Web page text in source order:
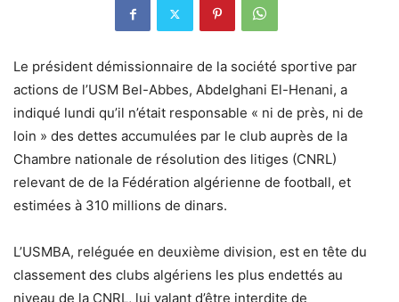
Le président démissionnaire de la société sportive par
actions de l’USM Bel-Abbes, Abdelghani El-Henani, a
indiqué lundi qu’il n’était responsable « ni de près, ni de
loin » des dettes accumulées par le club auprès de la
Chambre nationale de résolution des litiges (CNRL)
relevant de de la Fédération algérienne de football, et
estimées à 310 millions de dinars.
L’USMBA, reléguée en deuxième division, est en tête du
classement des clubs algériens les plus endettés au
niveau de la CNRL, lui valant d’être interdite de